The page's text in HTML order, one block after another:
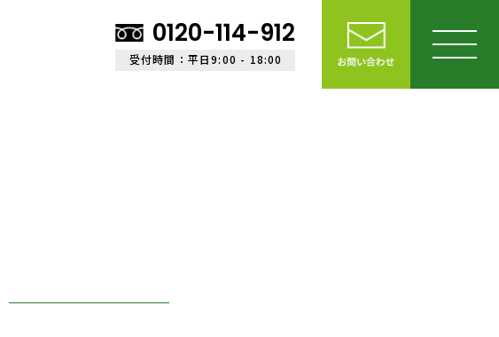
0120-114-912
受付時間：平日9:00 - 18:00